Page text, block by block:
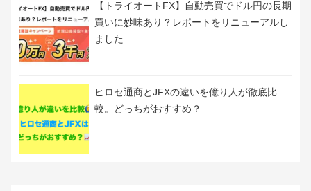
【トライオートFX】自動売買でドル円の長期
買いに妙味あり？レポートをリニューアルし
ました
ヒロセ通商とJFXの違いを億り人が徹底比
較。どっちがおすすめ？